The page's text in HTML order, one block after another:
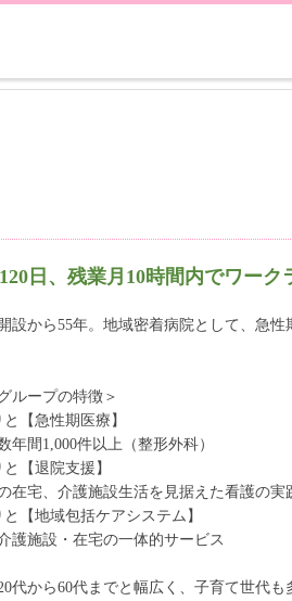
日、残業月10時間内でワー
設から55年。地域密着病院として、急
ループの特徴＞
【急性期医療】
間1,000件以上（整形外科）
【退院支援】
宅、介護施設生活を見据えた看護の実
【地域包括ケアシステム】
施設・在宅の一体的サービス
代から60代までと幅広く、子育て世代